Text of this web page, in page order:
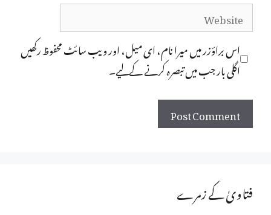
Website
اس براؤزر میں میرا نام، ای میل، اور ویب سائٹ محفوظ رکھیں
اگلی بار جب میں تبصرہ کرنے کےلیے۔
فتاویٰ کے زمرے